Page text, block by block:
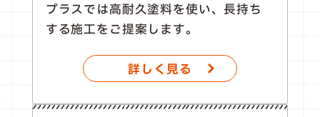
プラスでは高耐久塗料を使い、長持ち
する施工をご提案します。
詳しく見る